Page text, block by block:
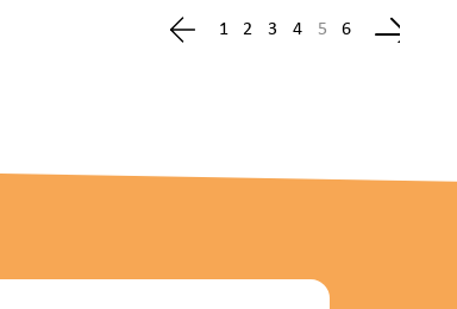
1 2 3 4 5 6